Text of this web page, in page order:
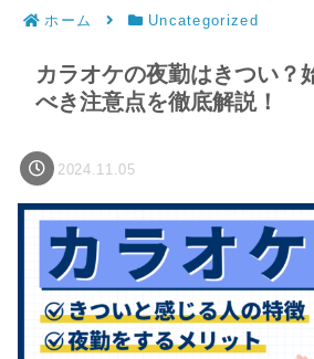
ホーム Uncategorized
カラオケの夜勤はきつい？
べき注意点を徹底解説！
2024.11.05